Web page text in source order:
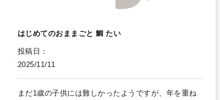
はじめてのおままごと 鯛 たい
投稿日
2025/11/11
まだ1歳の子供には難しかったようですが、年を重ね